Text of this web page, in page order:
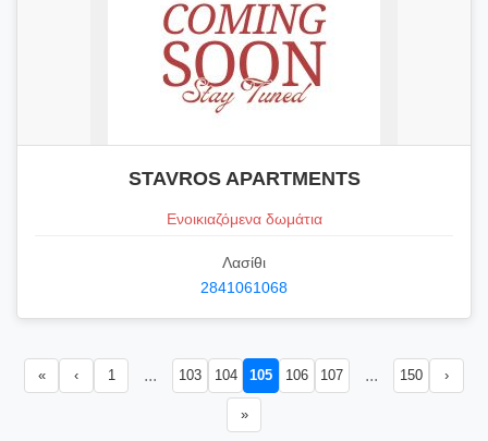
STAVROS APARTMENTS
Ενοικιαζόμενα δωμάτια
Λασίθι
2841061068
« ‹ 1 ... 103 104 105 106 107 ... 150 ›
»